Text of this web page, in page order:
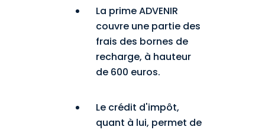
La prime ADVENIR
couvre une partie des
frais des bornes de
recharge, à hauteur
de 600 euros.
Le crédit d'impôt,
quant à lui, permet de